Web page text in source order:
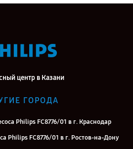
центр в Казани
ГОРОДА
Philips FC8776/01 в г. Краснодар
Philips FC8776/01 в г. Ростов-на-Дону